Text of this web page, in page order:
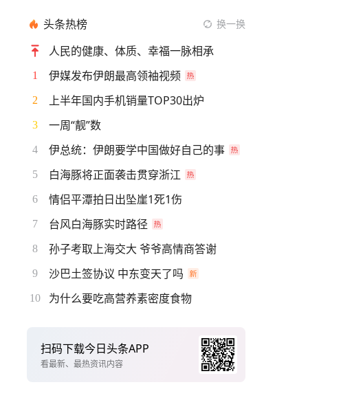
头条热榜 换一换
人民的健康、体质、幸福一脉相承
1 伊媒发布伊朗最高领袖视频
2 上半年国内手机销量TOP30出炉
3 一周“靓”数
4 伊总统：伊朗要学中国做好自己的事
5 白海豚将正面袭击贯穿浙江
6 情侣平潭拍日出坠崖1死1伤
7 台风白海豚实时路径
8 孙子考取上海交大 爷爷高情商答谢
9 沙巴土签协议 中东变天了吗
10 为什么要吃高营养素密度食物
扫码下载今日头条APP
看最新、最热资讯内容